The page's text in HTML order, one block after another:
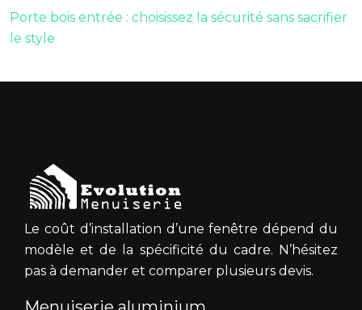
Porte bois entrée : choisissez la sécurité sans sacrifier
le style
Le coût d’installation d’une fenêtre dépend du
modèle et de la spécificité du cadre. N’hésitez
pas à demander et comparer plusieurs devis.